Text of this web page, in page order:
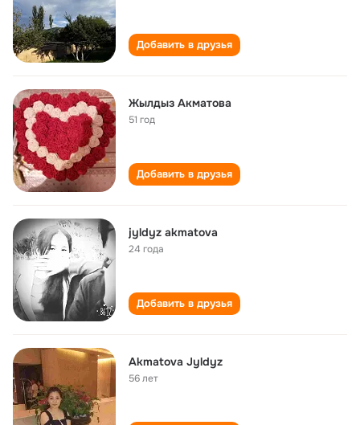
Добавить в друзья
Жылдыз Акматова
51 год
Добавить в друзья
jyldyz akmatova
24 года
Добавить в друзья
Akmatova Jyldyz
56 лет